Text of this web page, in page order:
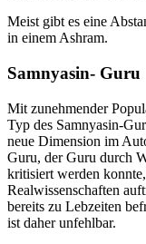
Meist gibt es eine
in einem Ashram.
Samnyasin- Guru
Mit zunehmender
Typ des Samnyasin-
neue Dimension im
Guru, der Guru durch
kritisiert werden
Realwissenschaften
bereits zu Lebzeiten
ist daher unfehlbar.